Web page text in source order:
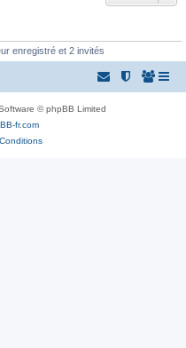
enregistré et 2 invités
© phpBB Limited
fr.com
Conditions